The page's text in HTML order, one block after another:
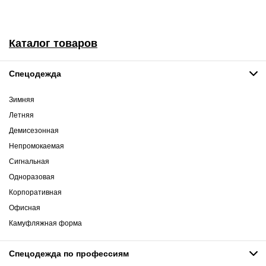
Каталог товаров
Спецодежда
Зимняя
Летняя
Демисезонная
Непромокаемая
Сигнальная
Одноразовая
Корпоративная
Офисная
Камуфляжная форма
Спецодежда по профессиям